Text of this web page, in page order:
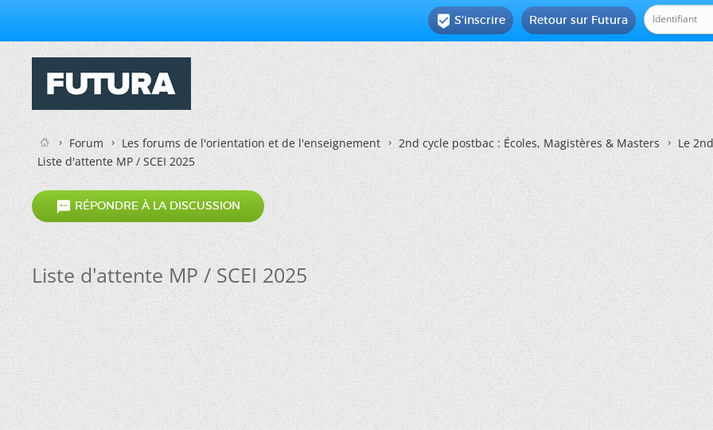
Retour sur Futura
 S'inscrire
Forum Les forums de l'orientation et de l'enseignement 2nd cycle postbac : Écoles, Magistères & Masters
Le
Liste d'attente MP / SCEI 2025
 RÉPONDRE À LA DISCUSSION
Liste d'attente MP / SCEI 2025